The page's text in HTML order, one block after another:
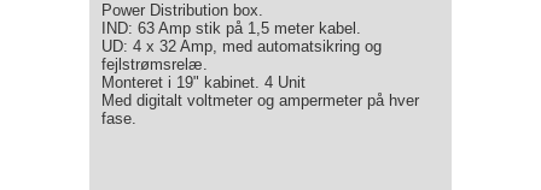
Power Distribution box.
IND: 63 Amp stik på 1,5 meter kabel.
UD: 4 x 32 Amp, med automatsikring og
fejlstrømsrelæ.
Monteret i 19" kabinet. 4 Unit
Med digitalt voltmeter og ampermeter på hver
fase.